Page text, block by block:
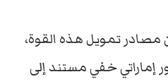
تمويل هذه القوة،
إماراتي خفي مستند إلى